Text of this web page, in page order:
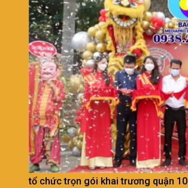
tổ chức trọn gói khai trương quận 10